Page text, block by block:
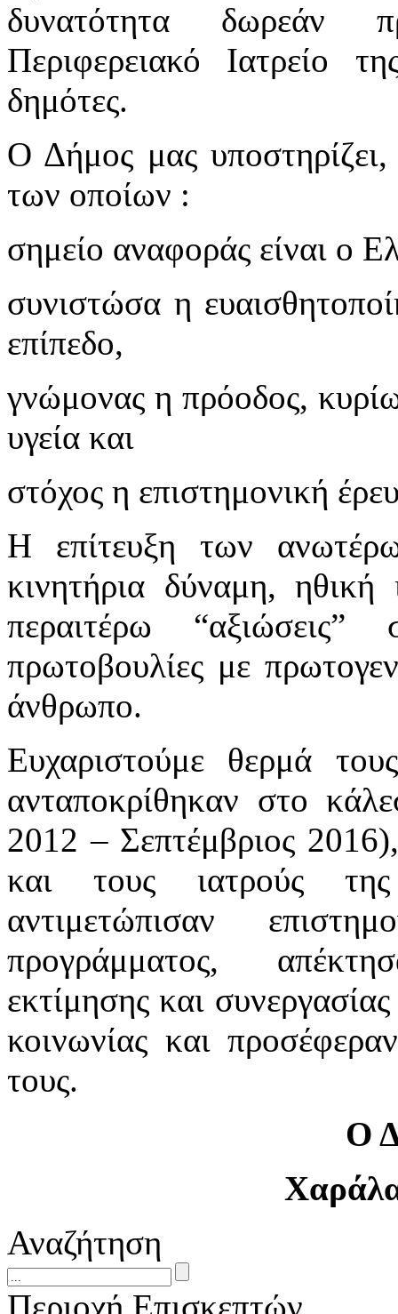
δυνατότητα δωρεάν
Περιφερειακό Ιατρείο
δημότες.
Ο Δήμος μας υποστηρίζει,
των οποίων :
σημείο αναφοράς είναι ο
συνιστώσα η
επίπεδο,
γνώμονας η πρόοδος,
υγεία και
στόχος η επιστημονική
Η επίτευξη των
κινητήρια δύναμη, ηθική
περαιτέρω
πρωτοβουλίες με
άνθρωπο.
Ευχαριστούμε θερμά
ανταποκρίθηκαν στο
2012 – Σεπτέμβριος
και τους ιατρούς
αντιμετώπισαν
προγράμματος,
εκτίμησης και
κοινωνίας και
τους.
Ο
Αναζήτηση